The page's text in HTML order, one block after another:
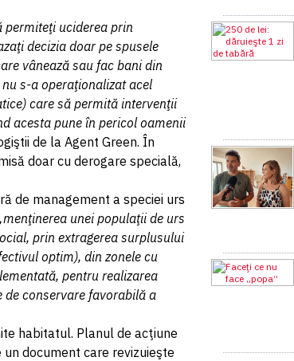
permiteţi uciderea prin
decizia doar pe spusele
vânează sau fac bani din
s-a operaţionalizat acel
care să permită intervenţii
acesta pune în pericol oamenii
de la Agent Green. În
doar cu derogare specială,
de management a speciei urs
unei populaţii de urs
prin extragerea surplusului
optim), din zonele cu
pentru realizarea
conservare favorabilă a
habitatul. Planul de acţiune
document care revizuieşte